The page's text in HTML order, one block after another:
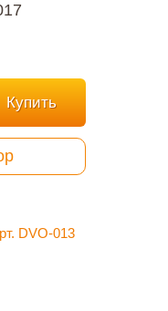
Купить